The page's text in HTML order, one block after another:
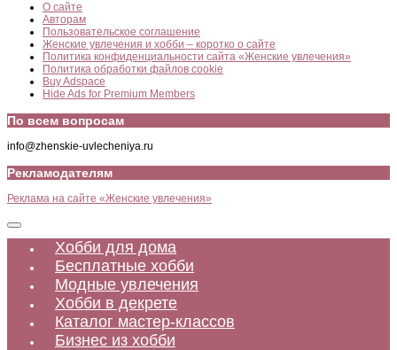
О сайте
Авторам
Пользовательское соглашение
Женские увлечения и хобби – коротко о сайте
Политика конфиденциальности сайта «Женские увлечения»
Политика обработки файлов cookie
Buy Adspace
Hide Ads for Premium Members
По всем вопросам
info@zhenskie-uvlecheniya.ru
Рекламодателям
Реклама на сайте «Женские увлечения»
Хобби для дома
Бесплатные хобби
Модные увлечения
Хобби в декрете
Каталог мастер-классов
Бизнес из хобби